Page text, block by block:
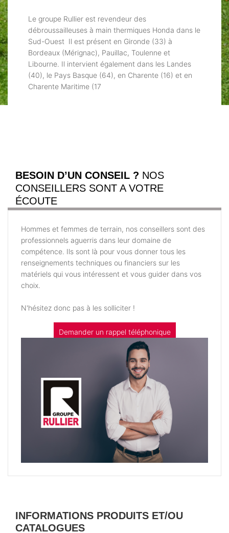
Le groupe Rullier est revendeur des
débroussailleuses à main thermiques Honda dans le
Sud-Ouest Il est présent en Gironde (33) à
Bordeaux (Mérignac), Pauillac, Toulenne et
Libourne. Il intervient également dans les Landes
(40), le Pays Basque (64), en Charente (16) et en
Charente Maritime (17
BESOIN D’UN CONSEIL ? NOS
CONSEILLERS SONT A VOTRE
ÉCOUTE
Hommes et femmes de terrain, nos conseillers sont des
professionnels aguerris dans leur domaine de
compétence. Ils sont là pour vous donner tous les
renseignements techniques ou financiers sur les
matériels qui vous intéressent et vous guider dans vos
choix.
N'hésitez donc pas à les solliciter !
Demander un rappel téléphonique
INFORMATIONS PRODUITS ET/OU
CATALOGUES